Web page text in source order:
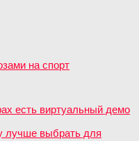
на спорт
есть виртуальный демо
лучше выбрать для